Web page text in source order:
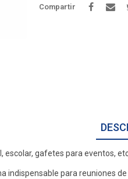
Compartir
escolar, gafetes para eventos,
indispensable para reuniones